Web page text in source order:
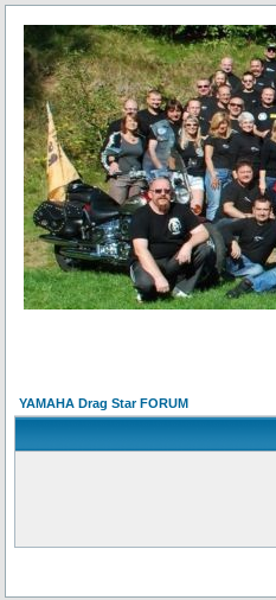
YAMAHA Drag Star FORUM